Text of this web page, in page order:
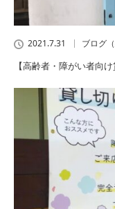
2021.7.31 ブログ
【高齢者・障がい者向